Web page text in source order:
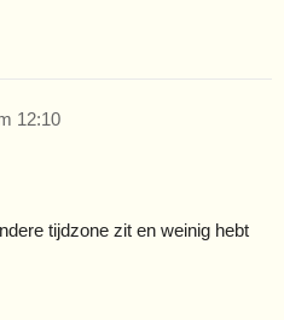
12:10
tijdzone zit en weinig hebt